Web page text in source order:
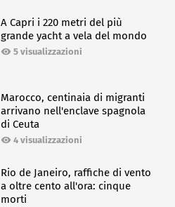
A Capri i 220 metri del più
grande yacht a vela del mondo
5 visualizzazioni
Marocco, centinaia di migranti
arrivano nell'enclave spagnola
di Ceuta
4 visualizzazioni
Rio de Janeiro, raffiche di vento
a oltre cento all'ora: cinque
morti